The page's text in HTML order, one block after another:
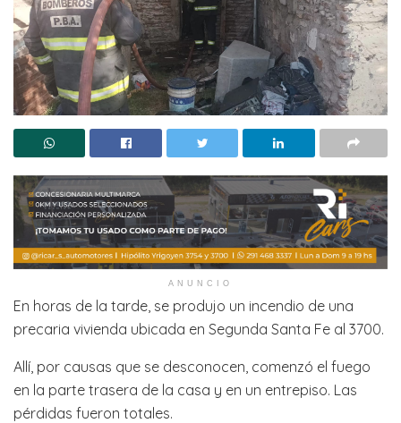
ANUNCIO
En horas de la tarde, se produjo un incendio de una
precaria vivienda ubicada en Segunda Santa Fe al 3700.
Allí, por causas que se desconocen, comenzó el fuego
en la parte trasera de la casa y en un entrepiso. Las
pérdidas fueron totales.